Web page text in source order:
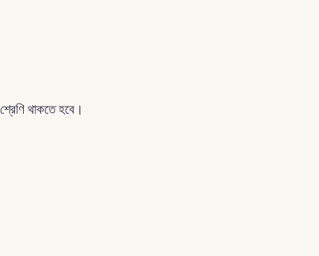
থাকতে হবে।